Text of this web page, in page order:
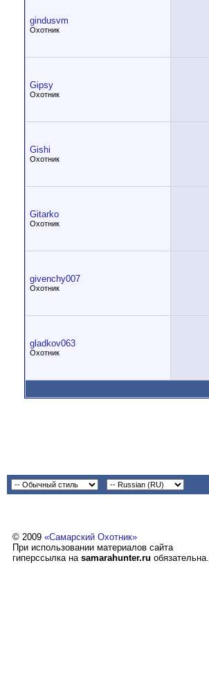
gindusvm
Охотник
Gipsy
Охотник
Gishi
Охотник
Gitarko
Охотник
givenchy007
Охотник
gladkov063
Охотник
© 2009 «Самарский Охотник»
При использовании материалов сайта
гиперссылка на samarahunter.ru обязательна.